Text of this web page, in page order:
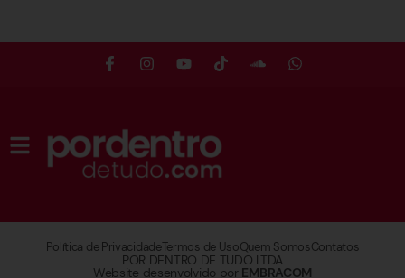
Política de PrivacidadeTermos de UsoQuem SomosContatos
POR DENTRO DE TUDO LTDA
Website desenvolvido por EMBRACOM